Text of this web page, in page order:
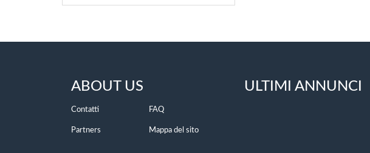
ABOUT US
Contatti FAQ
Partners Mappa del sito
ULTIMI ANNUNCI